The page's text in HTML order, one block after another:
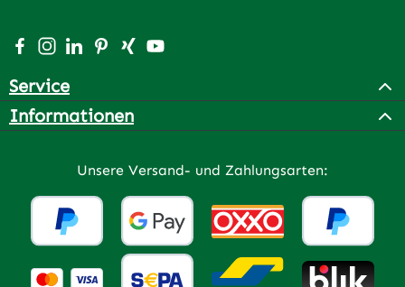
Besuche uns auf Facebook – öffnet in neuem Tab
Schau auf Instagram vorbei – öffnet in neuem Tab
Vernetze dich mit uns auf LinkedIn – öffnet in
Lass dich auf Pinterest inspirieren – öffnet
Vernetze dich mit uns auf Xing – öffnet
Sieh dir unsere Videos auf YouTube
Service
Informationen
Unsere Versand- und Zahlungsarten: